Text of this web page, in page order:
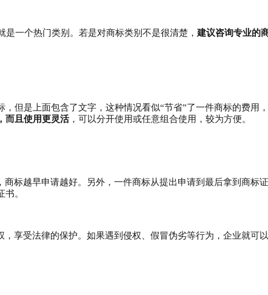
是一个热门类别。若是对商标类别不是很清楚， 建议咨询专业的
，但是上面包含了文字，这种情况看似“节省”了一件商标的费用
而且使用更灵活 ，可以分开使用或任意组合使用，较为方便。
标越早申请越好。另外，一件商标从提出申请到最后拿到商标
。
，享受法律的保护。如果遇到侵权、假冒伪劣等行为，企业就可